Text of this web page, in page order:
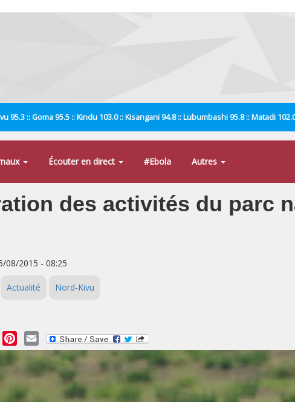
95.3 :: Goma 95.5 :: Kindu 103.0 :: Kisangani 94.8 :: Lubumbashi 95.8 :: Matadi
Écouter en direct #Ebola Autres
des activités du parc
08/2015 - 08:25
Actualité Nord-Kivu
MessagePinterest
Email